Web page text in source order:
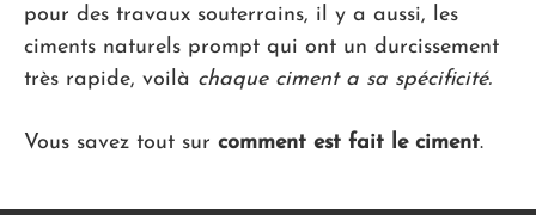
pour des travaux souterrains, il y a aussi, les
ciments naturels prompt qui ont un durcissement
très rapide, voilà chaque ciment a sa spécificité.
Vous savez tout sur comment est fait le ciment.